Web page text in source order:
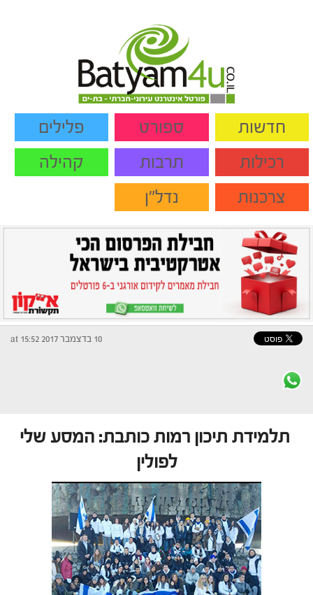
חדשות ספורט
פלילים
רכילות
תרבות
קהילה
צרכנות
נדל"ן
10 בדצמבר 2017 at 15:52
תלמידת תיכון רמות כותבת: המסע שלי
לפולין